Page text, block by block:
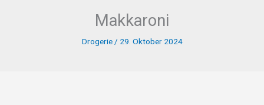
Makkaroni
Drogerie/ 29. Oktober 2024